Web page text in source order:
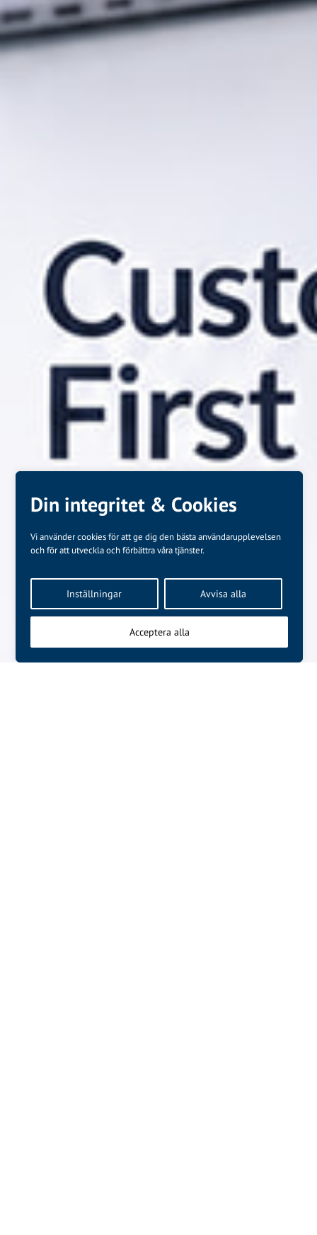
Din integritet & Cookies
Vi använder cookies för att ge dig den bästa användarupplevelsen
och för att utveckla och förbättra våra tjänster.
Inställningar Avvisa alla
Acceptera alla